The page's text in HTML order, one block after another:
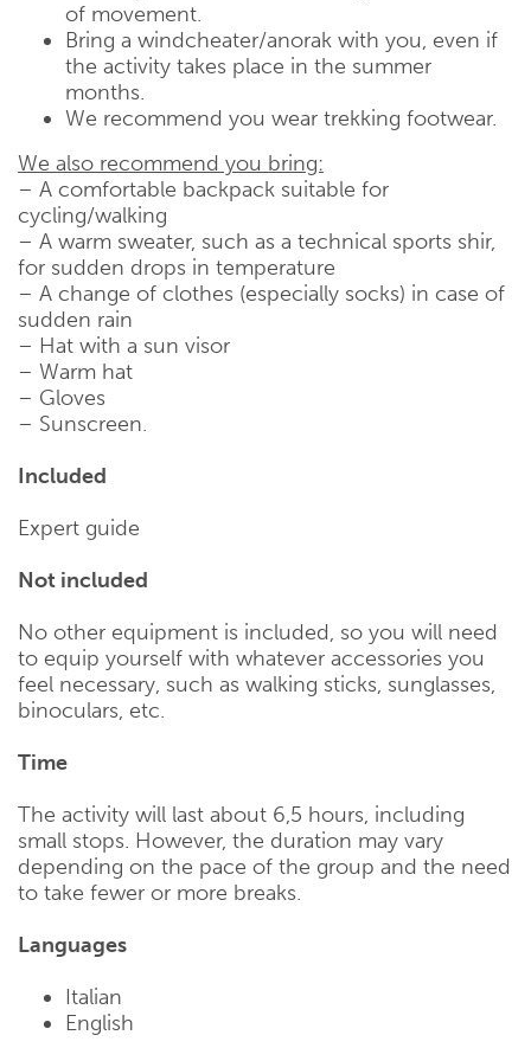
of movement.
Bring a windcheater/anorak with you, even if
the activity takes place in the summer
months.
We recommend you wear trekking footwear.
We also recommend you bring:
– A comfortable backpack suitable for
cycling/walking
– A warm sweater, such as a technical sports shir,
for sudden drops in temperature
– A change of clothes (especially socks) in case of
sudden rain
– Hat with a sun visor
– Warm hat
– Gloves
– Sunscreen.
Included
Expert guide
Not included
No other equipment is included, so you will need
to equip yourself with whatever accessories you
feel necessary, such as walking sticks, sunglasses,
binoculars, etc.
Time
The activity will last about 6,5 hours, including
small stops. However, the duration may vary
depending on the pace of the group and the need
to take fewer or more breaks.
Languages
Italian
English